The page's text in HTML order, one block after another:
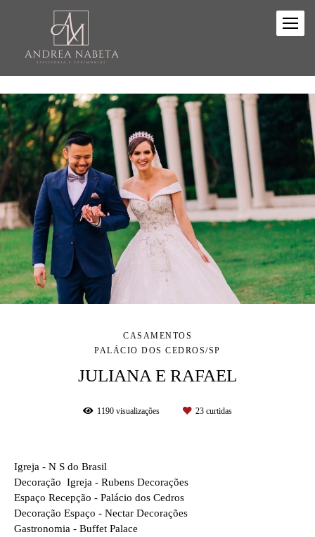
CASAMENTOS
PALÁCIO DOS CEDROS/SP
JULIANA E RAFAEL
1190 visualizações 23 curtidas
Igreja - N S do Brasil
Decoração Igreja - Rubens Decorações
Espaço Recepção - Palácio dos Cedros
Decoração Espaço - Nectar Decorações
Gastronomia - Buffet Palace